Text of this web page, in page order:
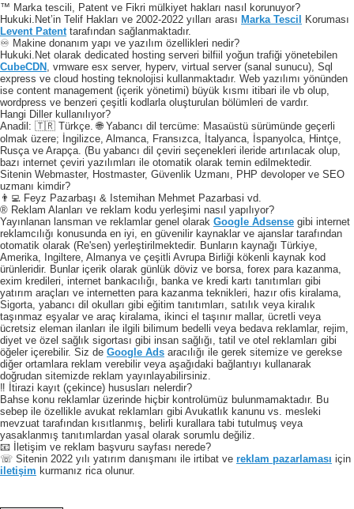
™ Marka tescili, Patent ve Fikri mülkiyet hakları nasıl korunuyor?
Hukuki.Net’in Telif Hakları ve 2002-2022 yılları arası Marka Tescil
Koruması
Levent Patent tarafından sağlanmaktadır.
♾️ Makine donanım yapı ve yazılım özellikleri nedir?
Hukuki.Net olarak dedicated hosting serveri bilfiil yoğun trafiği yönetebilen
CubeCDN
, vmware esx server, hyperv, virtual server (sanal sunucu), Sql
express ve cloud hosting teknolojisi kullanmaktadır. Web yazılımı yönünden
ise content management (içerik yönetimi) büyük kısmı itibari ile vb olup,
wordpress ve benzeri çeşitli kodlarla oluşturulan bölümleri de vardır.
Hangi Diller kullanılıyor?
Anadil: 🇹🇷 Türkçe. 🌐 Yabancı dil tercüme: Masaüstü sürümünde geçerli
olmak üzere; İngilizce, Almanca, Fransızca, İtalyanca, İspanyolca, Hintçe,
Rusça ve Arapça. (Bu yabancı dil çeviri seçenekleri ileride artırılacak olup,
bazı internet çeviri yazılımları ile otomatik olarak temin edilmektedir.
Sitenin Webmaster, Hostmaster, Güvenlik Uzmanı, PHP devoloper ve SEO
uzmanı kimdir?
👨‍💻 Feyz Pazarbaşı & Istemihan Mehmet Pazarbasi vd.
® Reklam Alanları ve reklam kodu yerleşimi nasıl yapılıyor?
Yayınlanan lansman ve reklamlar genel olarak Google Adsense gibi internet
reklamcılığı konusunda en iyi, en güvenilir kaynaklar ve ajanslar tarafından
otomatik olarak (Re'sen) yerleştirilmektedir. Bunların kaynağı Türkiye,
Amerika, Ingiltere, Almanya ve çeşitli Avrupa Birliği kökenli kaynak kod
ürünleridir. Bunlar içerik olarak günlük döviz ve borsa, forex para kazanma,
exim kredileri, internet bankacılığı, banka ve kredi kartı tanıtımları gibi
yatırım araçları ve internetten para kazanma teknikleri, hazır ofis kiralama,
Sigorta, yabancı dil okulları gibi eğitim tanıtımları, satılık veya kiralık
taşınmaz eşyalar ve araç kiralama, ikinci el taşınır mallar, ücretli veya
ücretsiz eleman ilanları ile ilgili bilimum bedelli veya bedava reklamlar, rejim,
diyet ve özel sağlık sigortası gibi insan sağlığı, tatil ve otel reklamları gibi
öğeler içerebilir. Siz de Google Ads aracılığı ile gerek sitemize ve gerekse
diğer ortamlara reklam verebilir veya aşağıdaki bağlantıyı kullanarak
doğrudan sitemizde reklam yayınlayabilirsiniz.
‼️ İtirazi kayıt (çekince) hususları nelerdir?
Bahse konu reklamlar üzerinde hiçbir kontrolümüz bulunmamaktadır. Bu
sebep ile özellikle avukat reklamları gibi Avukatlık kanunu vs. mesleki
mevzuat tarafından kısıtlanmış, belirli kurallara tabi tutulmuş veya
yasaklanmış tanıtımlardan yasal olarak sorumlu değiliz.
📧 İletişim ve reklam başvuru sayfası nerede?
☏ Sitenin 2022 yılı yatırım danışmanı ile irtibat ve reklam pazarlaması için
iletişim kurmanız rica olunur.